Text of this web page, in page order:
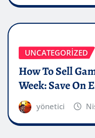
UNCATEGORIZED
How To Sell
Week: Save On
yönetici